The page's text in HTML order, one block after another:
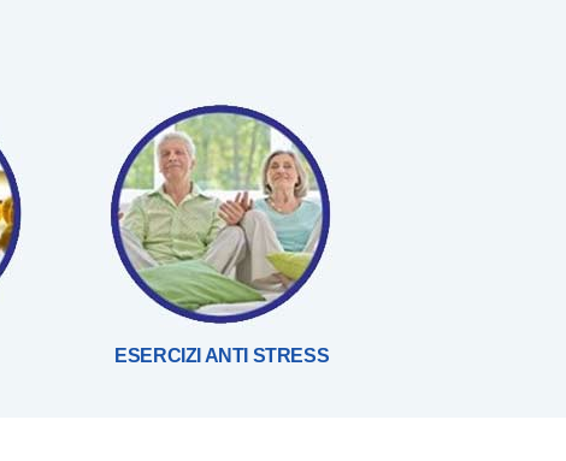
ESERCIZI ANTI STRESS